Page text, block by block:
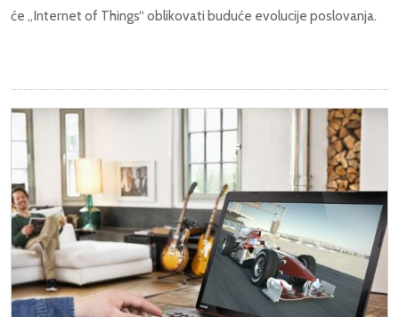
će „Internet of Things“ oblikovati buduće evolucije poslovanja.